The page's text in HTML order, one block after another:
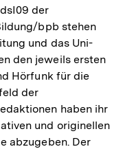
der
bpb stehen
und das Uni-
den jeweils ersten
Hörfunk für die
der
haben ihr
und originellen
abzugeben. Der